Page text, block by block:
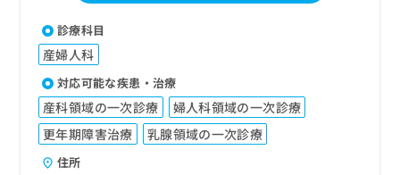
診療科目
産婦人科
対応可能な疾患・治療
産科領域の一次診療
婦人科領域の一次診療
更年期障害治療
乳腺領域の一次診療
住所